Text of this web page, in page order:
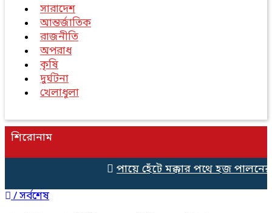
সারাদেশ
আন্তর্জাতিক
রাজনীতি
অপরাধ
কৃষি
দুর্ঘটনা
খেলাধুলা
শিরোনাম
পায়ে হেঁটে মক্কার পথে হজ পালনের
/সর্বশেষ